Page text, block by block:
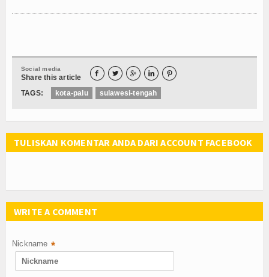
Social media
Share this article     
TAGS: kota-palu sulawesi-tengah
TULISKAN KOMENTAR ANDA DARI ACCOUNT FACEBOOK
WRITE A COMMENT
Nickname *